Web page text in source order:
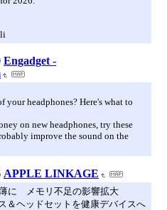
Engadget -
your headphones? Here's what to
on new headphones, try these
improve the sound on the
APPLE LINKAGE
薄に メモリ不足の影響拡大
＆ヘッドセットを健康デバイスへ